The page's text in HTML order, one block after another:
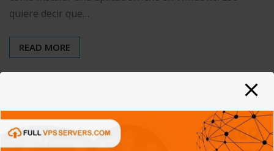
quiere decir que…
READ MORE